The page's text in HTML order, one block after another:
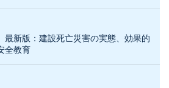
最新版：建設死亡災害の実態、効果的
全教育